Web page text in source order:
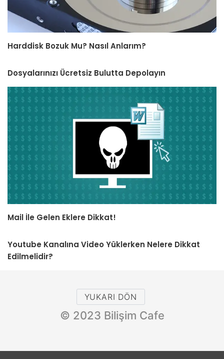
Harddisk Bozuk Mu? Nasıl Anlarım?
Dosyalarınızı Ücretsiz Bulutta Depolayın
Mail İle Gelen Eklere Dikkat!
Youtube Kanalına Video Yüklerken Nelere Dikkat
Edilmelidir?
YUKARI DÖN
© 2023 Bilişim Cafe